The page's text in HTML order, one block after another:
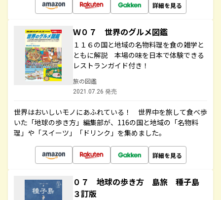
詳細を見る
Ｗ０７ 世界のグルメ図鑑
１１６の国と地域の名物料理を食の雑学と
ともに解説 本場の味を日本で体験できる
レストランガイド付き！
旅の図鑑
2021.07.26 発売
世界はおいしいモノにあふれている！ 世界中を旅して食べ歩
いた「地球の歩き方」編集部が、116の国と地域の「名物料
理」や「スイーツ」「ドリンク」を集めました。
詳細を見る
０７ 地球の歩き方 島旅 種子島
３訂版